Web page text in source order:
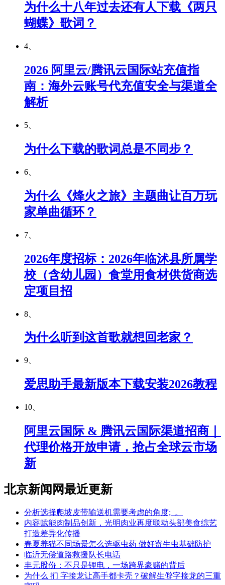
为什么十八年过去还有人下载《两只
蝴蝶》歌词？
4、
2026 阿里云/腾讯云国际站充值指
南：海外云账号代充值安全与渠道全
解析
5、
为什么下载的歌词总是不同步？
6、
为什么《烽火之旅》主题曲让百万玩
家单曲循环？
7、
2026年度招标：2026年临沭县所属学
校（含幼⼉园）⻝堂⽤⻝材供货商选
定项⽬招
8、
为什么听到这首歌就想回老家？
9、
爱思助手最新版本下载安装2026教程
10、
阿里云国际 & 腾讯云国际渠道招商｜
代理价格开放申请，抢占全球云市场
新
北京新闻网最近更新
分析选择爬坡皮带输送机需要考虑的角度;_。
内容赋能肉制品创新，光明肉业再度联动头部美食综艺
打造差异化传播
春夏养猫不同场景怎么选驱虫药 做好寄生虫基础防护
临沂无偿道路救援队长电话
丰元股份：不只是锂电，一场跨界豪赌的背后
为什么 扪 字接龙让高手都卡壳？破解生僻字接龙的三重